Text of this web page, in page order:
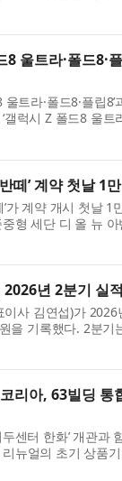
품 ‘IBK햇살론 특례
울트라·폴드8·
트라·폴드8·플립
럭시 Z 폴드8 울트
에서 갤럭시 스마
떼’ 계약 첫날 1
’가 계약 개시 첫날
형 세단 디 올 뉴
는 2020년 4월 출
년 2분기 실
사 김연섭)가
을 기록했다. 2분
31.5%, 차입금비
리아, 63빌딩 통
센터 한화’ 개관
뉴얼의 초기 상품
& Wakefield